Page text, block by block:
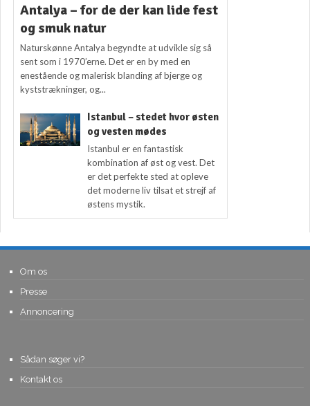
Antalya – for de der kan lide fest
og smuk natur
Naturskønne Antalya begyndte at udvikle sig så
sent som i 1970’erne. Det er en by med en
enestående og malerisk blanding af bjerge og
kyststrækninger, og...
Istanbul – stedet hvor østen
og vesten mødes
Istanbul er en fantastisk
kombination af øst og vest. Det
er det perfekte sted at opleve
det moderne liv tilsat et strejf af
østens mystik.
Om os
Presse
Annoncering
Sådan søger vi?
Kontakt os